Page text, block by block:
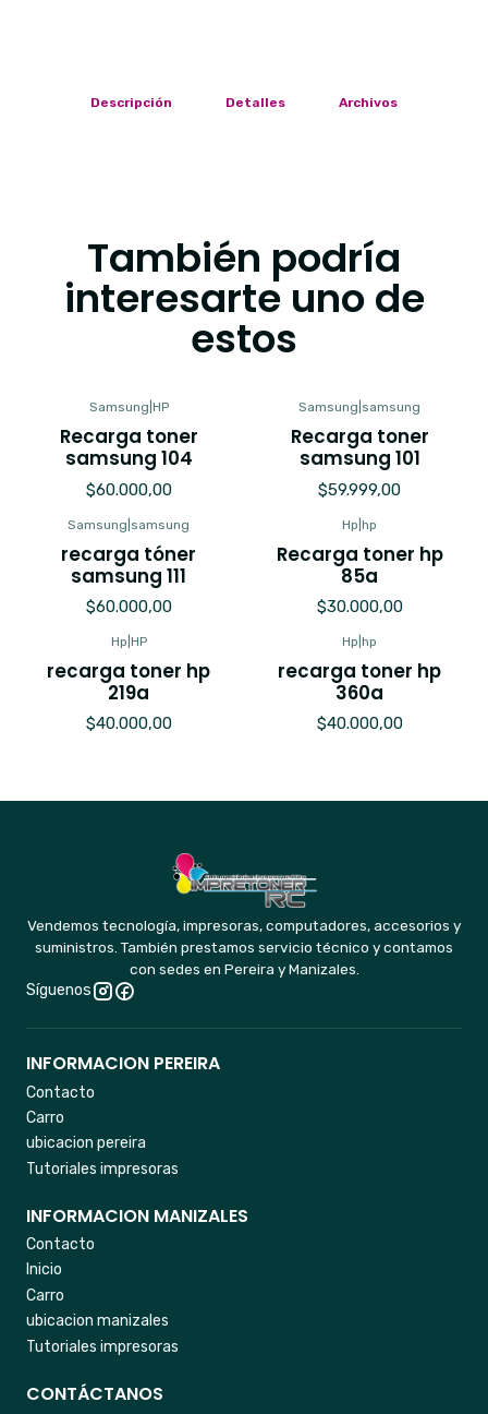
Descripción Detalles Archivos
También podría
interesarte uno de
estos
Samsung HP
Recarga toner
samsung 104
$60.000,00
Samsung samsung
Recarga toner
samsung 101
$59.999,00
Samsung samsung
recarga tóner
samsung 111
$60.000,00
Hp hp
Recarga toner hp
85a
$30.000,00
Hp HP
recarga toner hp
219a
$40.000,00
Hp hp
recarga toner hp
360a
$40.000,00
Vendemos tecnología, impresoras, computadores, accesorios y
suministros. También prestamos servicio técnico y contamos
con sedes en Pereira y Manizales.
Síguenos
INFORMACION PEREIRA
Contacto
Carro
ubicacion pereira
Tutoriales impresoras
INFORMACION MANIZALES
Contacto
Inicio
Carro
ubicacion manizales
Tutoriales impresoras
CONTÁCTANOS